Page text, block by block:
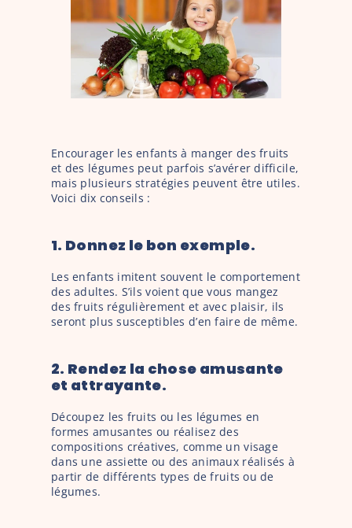
Encourager les enfants à manger des fruits
et des légumes peut parfois s’avérer difficile,
mais plusieurs stratégies peuvent être utiles.
Voici dix conseils :
1. Donnez le bon exemple.
Les enfants imitent souvent le comportement
des adultes. S’ils voient que vous mangez
des fruits régulièrement et avec plaisir, ils
seront plus susceptibles d’en faire de même.
2. Rendez la chose amusante
et attrayante.
Découpez les fruits ou les légumes en
formes amusantes ou réalisez des
compositions créatives, comme un visage
dans une assiette ou des animaux réalisés à
partir de différents types de fruits ou de
légumes.